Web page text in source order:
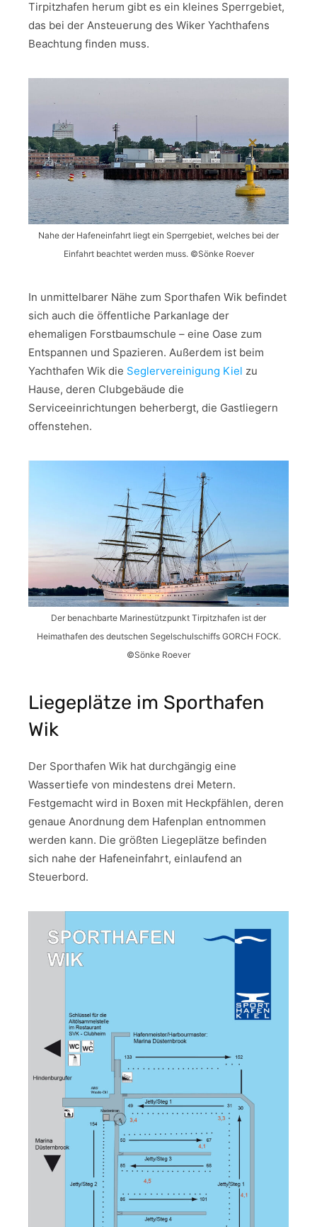
Tirpitzhafen herum gibt es ein kleines Sperrgebiet,
das bei der Ansteuerung des Wiker Yachthafens
Beachtung finden muss.
Nahe der Hafeneinfahrt liegt ein Sperrgebiet, welches bei der
Einfahrt beachtet werden muss. ©️Sönke Roever
In unmittelbarer Nähe zum Sporthafen Wik befindet
sich auch die öffentliche Parkanlage der
ehemaligen Forstbaumschule – eine Oase zum
Entspannen und Spazieren. Außerdem ist beim
Yachthafen Wik die Seglervereinigung Kiel zu
Hause, deren Clubgebäude die
Serviceeinrichtungen beherbergt, die Gastliegern
offenstehen.
Der benachbarte Marinestützpunkt Tirpitzhafen ist der
Heimathafen des deutschen Segelschulschiffs GORCH FOCK.
©️Sönke Roever
Liegeplätze im Sporthafen
Wik
Der Sporthafen Wik hat durchgängig eine
Wassertiefe von mindestens drei Metern.
Festgemacht wird in Boxen mit Heckpfählen, deren
genaue Anordnung dem Hafenplan entnommen
werden kann. Die größten Liegeplätze befinden
sich nahe der Hafeneinfahrt, einlaufend an
Steuerbord.